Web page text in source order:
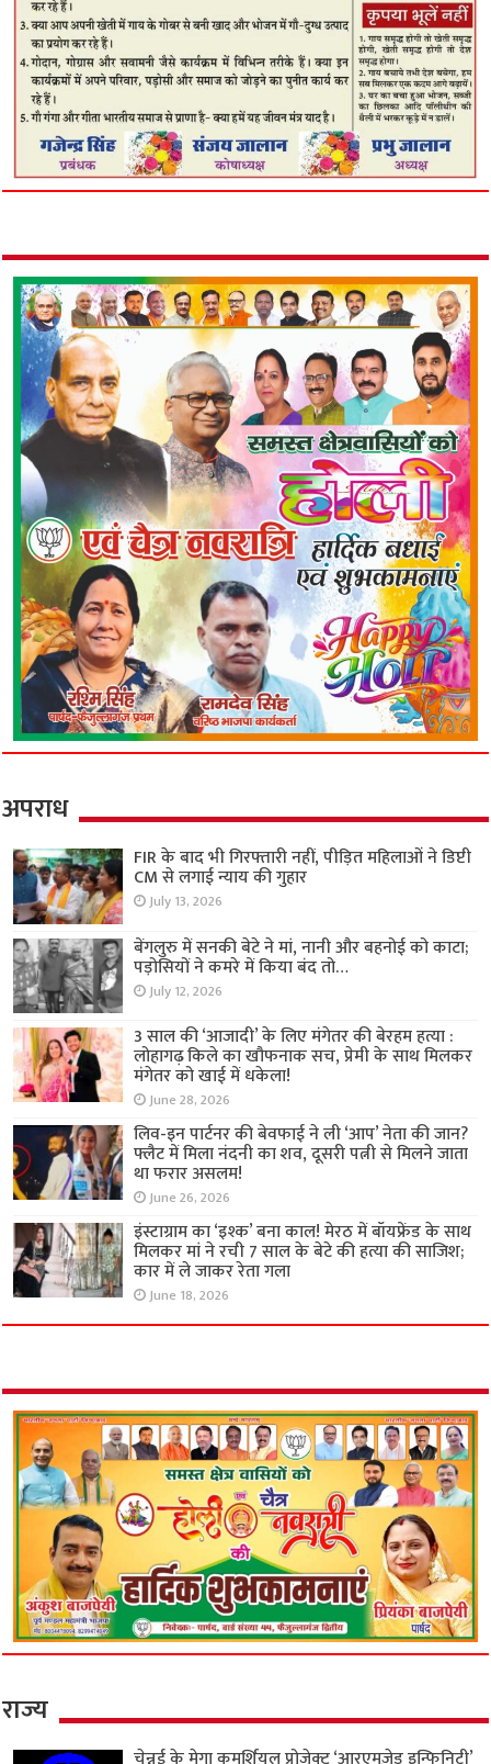
अपराध
FIR के बाद भी गिरफ्तारी नहीं, पीड़ित महिलाओं ने डिप्टी
CM से लगाई न्याय की गुहार
July 13, 2026
बेंगलुरु में सनकी बेटे ने मां, नानी और बहनोई को काटा;
पड़ोसियों ने कमरे में किया बंद तो…
July 12, 2026
3 साल की ‘आजादी’ के लिए मंगेतर की बेरहम हत्या :
लोहागढ़ किले का खौफनाक सच, प्रेमी के साथ मिलकर
मंगेतर को खाई में धकेला!
June 28, 2026
लिव-इन पार्टनर की बेवफाई ने ली ‘आप’ नेता की जान?
फ्लैट में मिला नंदनी का शव, दूसरी पत्नी से मिलने जाता
था फरार असलम!
June 26, 2026
इंस्टाग्राम का ‘इश्क’ बना काल! मेरठ में बॉयफ्रेंड के साथ
मिलकर मां ने रची 7 साल के बेटे की हत्या की साजिश;
कार में ले जाकर रेता गला
June 18, 2026
राज्य